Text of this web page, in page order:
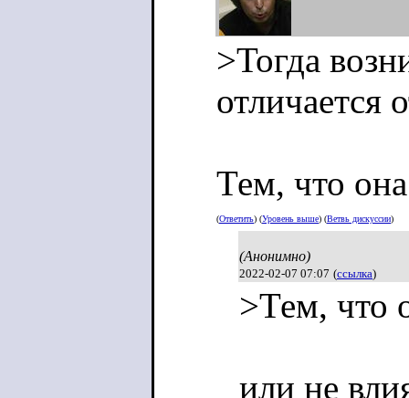
>Тогда
отличается
Тем, что
(Ответить) (Уровень выше) (Ветвь дискуссии)
(Анонимно)
2022-02-07 07:07 (ссылка)
>Тем, что
или не